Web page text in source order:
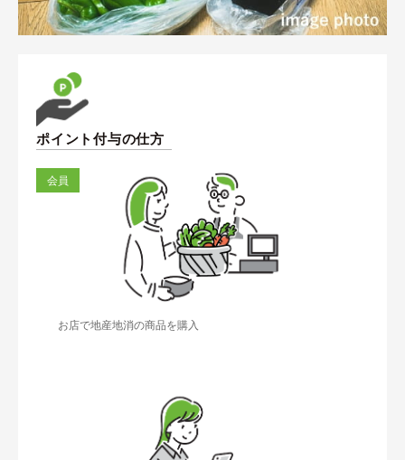
ポイント付与の仕方
会員
お店で地産地消の商品を購入